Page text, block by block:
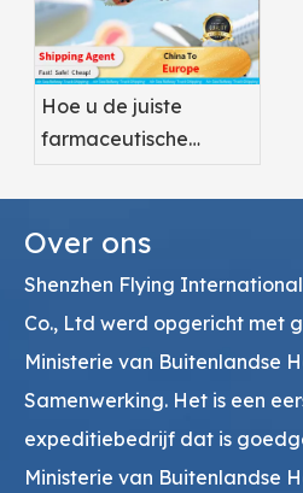
Hoe u de juiste
farmaceutische
kiest
Over ons
Shenzhen Flying
Co., Ltd werd opgericht met
Ministerie van Buitenlandse
Samenwerking. Het is een
expeditiebedrijf dat is
Ministerie van Buitenlandse